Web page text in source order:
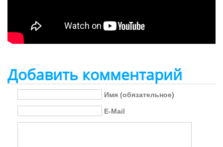
Добавить комментарий
Имя (обязательное)
E-Mail